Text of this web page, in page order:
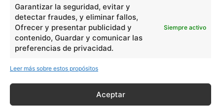
Garantizar la seguridad, evitar y
detectar fraudes, y eliminar fallos,
Ofrecer y presentar publicidad y
contenido, Guardar y comunicar las
preferencias de privacidad.
Siempre activo
Leer más sobre estos propósitos
Aceptar
Primera, Segunda y Tercera